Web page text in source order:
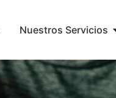
Nuestros Servicios